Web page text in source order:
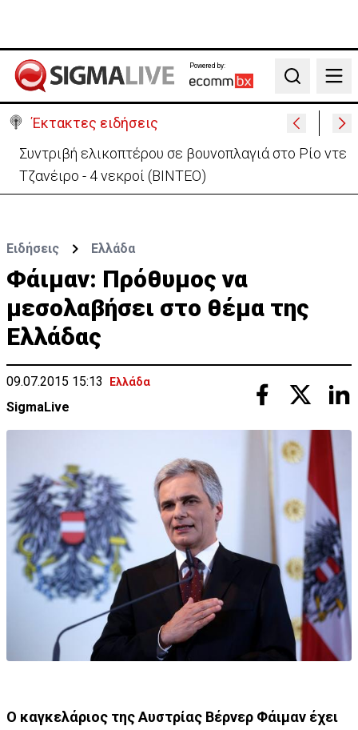
Powered by:
Search
Έκτακτες ειδήσεις
Στις φλόγες όχημα δίπλα σε χωράφι στη Λάρνακα -
Πρόλαβαν τα χειρότερα
Ειδήσεις Ελλάδα
Φάιμαν: Πρόθυμος να
μεσολαβήσει στο θέμα της
Ελλάδας
09.07.2015 15:13 Ελλάδα
SigmaLive
Ο καγκελάριος της Αυστρίας Βέρνερ Φάιμαν έχει